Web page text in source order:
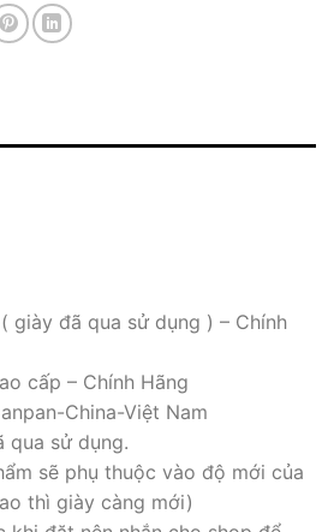
giày đã qua sử dụng ) – Chính
cấp – Chính Hãng
China-Việt Nam
qua sử dụng.
sẽ phụ thuộc vào độ mới của
thì giày càng mới)